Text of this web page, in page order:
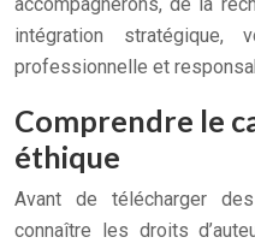
intégration stratégique,
professionnelle et
Comprendre le
éthique
Avant de télécharger
connaître les droits